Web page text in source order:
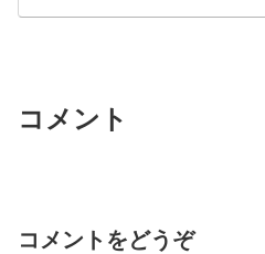
コメント
コメントをどうぞ